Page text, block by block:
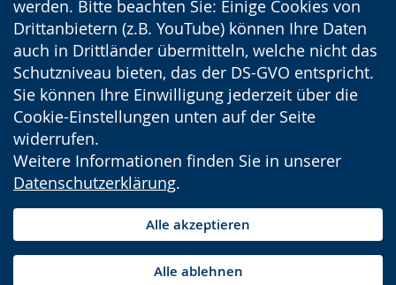
werden. Bitte beachten Sie: Einige Cookies von
Drittanbietern (z.B. YouTube) können Ihre Daten
auch in Drittländer übermitteln, welche nicht das
Schutzniveau bieten, das der DS-GVO entspricht.
Sie können Ihre Einwilligung jederzeit über die
Cookie-Einstellungen unten auf der Seite
widerrufen.
Weitere Informationen finden Sie in unserer
Datenschutzerklärung.
Alle akzeptieren
Alle ablehnen